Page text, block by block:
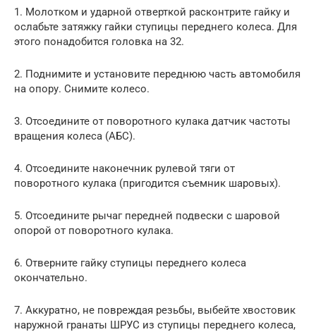
1. Молотком и ударной отверткой расконтрите гайку и
ослабьте затяжку гайки ступицы переднего колеса. Для
этого понадобится головка на 32.
2. Поднимите и установите переднюю часть автомобиля
на опору. Снимите колесо.
3. Отсоедините от поворотного кулака датчик частоты
вращения колеса (АБС).
4. Отсоедините наконечник рулевой тяги от
поворотного кулака (пригодится съемник шаровых).
5. Отсоедините рычаг передней подвески с шаровой
опорой от поворотного кулака.
6. Отверните гайку ступицы переднего колеса
окончательно.
7. Аккуратно, не повреждая резьбы, выбейте хвостовик
наружной гранаты ШРУС из ступицы переднего колеса,